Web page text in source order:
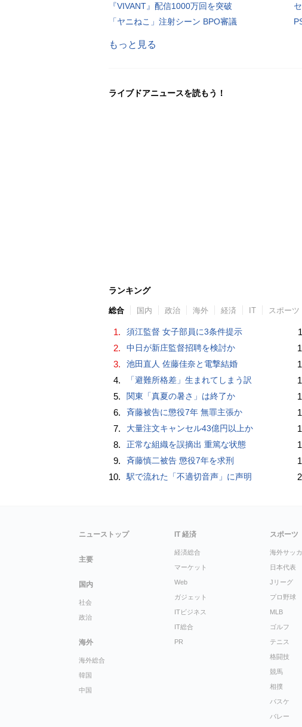
『VIVANT』配信1000万回を突破
「ヤニねこ」注射シーン BPO審議
もっと見る
ライブドアニュースを読もう！
ランキング
総合 国内 政治 海外 経済 IT スポーツ
1. 須江監督 女子部員に3条件提示
2. 中日が新庄監督招聘を検討か
3. 池田直人 佐藤佳奈と電撃結婚
4. 「避難所格差」生まれてしまう訳
5. 関東「真夏の暑さ」は終了か
6. 斉藤被告に懲役7年 無罪主張か
7. 大量注文キャンセル43億円以上か
8. 正常な組織を誤摘出 重篤な状態
9. 斉藤慎二被告 懲役7年を求刑
10. 駅で流れた「不適切音声」に声明
ニューストップ
主要
国内
社会
政治
海外
海外総合
韓国
中国
IT 経済
経済総合
マーケット
Web
ガジェット
ITビジネス
IT総合
PR
スポーツ
海外サッ
日本代表
Jリーグ
プロ野球
MLB
ゴルフ
テニス
格闘技
競馬
相撲
バスケ
バレー